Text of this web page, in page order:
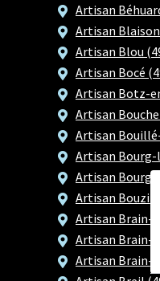
Artisan
Artisan
Artisan Blou
Artisan Bocé
Artisan Botz-
Artisan
Artisan
Artisan Bourg-
Artisan
Artisan
Artisan Brain-
Artisan Brain-
Artisan Brain-